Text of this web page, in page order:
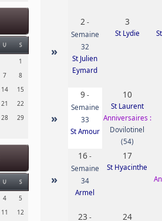
V S
1
7
8
14
15
21
22
28
29
V S
4
5
11 12
»
2 -
Semaine
32
St Julien
Eymard
3
St Lydie
»
9 -
Semaine
33
St Amour
10
St Laurent
Anniversaires :
Dovilotinel
(54)
»
16 -
Semaine
34
Armel
17
St Hyacinthe
23 - 24